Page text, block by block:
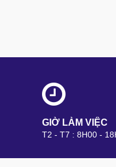
GIỜ LÀM VIỆC
T2 - T7 : 8H00 -